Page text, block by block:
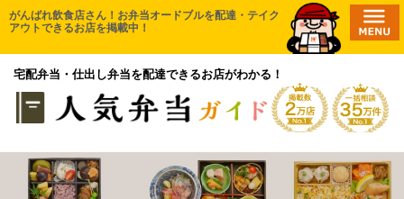
ン
テ
がんばれ飲食店さん！お弁当オードブルを配達・テイク
アウトできるお店を掲載中！
宅配弁当・仕出し弁当を配達できるお店がわかる！
HOME
エリアから探す
口コミ投稿
取材申請
新店舗登録